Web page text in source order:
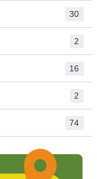
30
2
16
2
74